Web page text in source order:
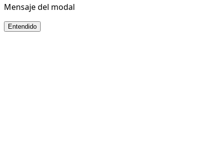
Mensaje del modal
Entendido